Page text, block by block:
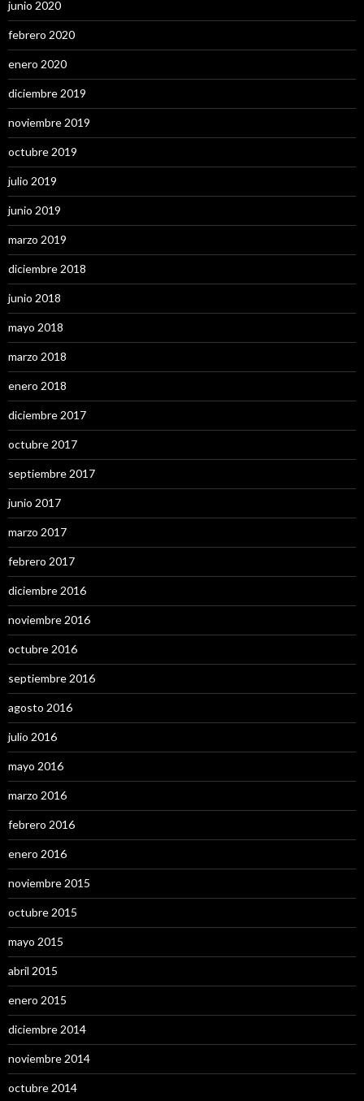
junio 2020
febrero 2020
enero 2020
diciembre 2019
noviembre 2019
octubre 2019
julio 2019
junio 2019
marzo 2019
diciembre 2018
junio 2018
mayo 2018
marzo 2018
enero 2018
diciembre 2017
octubre 2017
septiembre 2017
junio 2017
marzo 2017
febrero 2017
diciembre 2016
noviembre 2016
octubre 2016
septiembre 2016
agosto 2016
julio 2016
mayo 2016
marzo 2016
febrero 2016
enero 2016
noviembre 2015
octubre 2015
mayo 2015
abril 2015
enero 2015
diciembre 2014
noviembre 2014
octubre 2014